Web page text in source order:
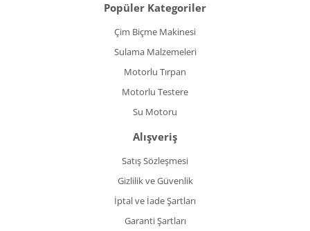
Popüler Kategoriler
Çim Biçme Makinesi
Sulama Malzemeleri
Motorlu Tırpan
Motorlu Testere
Su Motoru
Alışveriş
Satış Sözleşmesi
Gizlilik ve Güvenlik
İptal ve İade Şartları
Garanti Şartları